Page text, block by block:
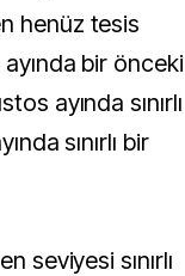
henüz tesis
bir önceki
ayında sınırlı
sınırlı bir
seviyesi sınırlı